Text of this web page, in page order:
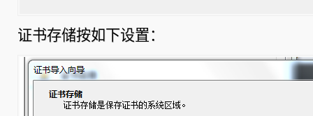
证书存储按如下设置：